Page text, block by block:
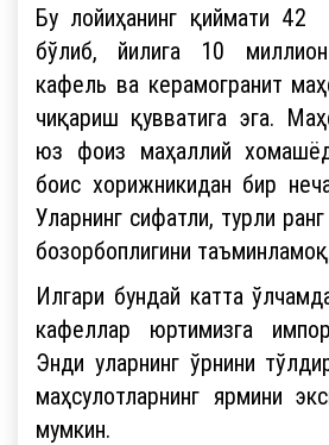
Бу лойиҳанинг қиймати 42
бўлиб, йилига 10
кафель ва керамогранит
чиқариш қувватига эга.
юз фоиз маҳаллий
боис хорижникидан бир
Уларнинг сифатли, турли
бозорбоплигини
Илгари бундай катта
кафеллар юртимизга
Энди уларнинг ўрнини
маҳсулотларнинг ярмини
мумкин.